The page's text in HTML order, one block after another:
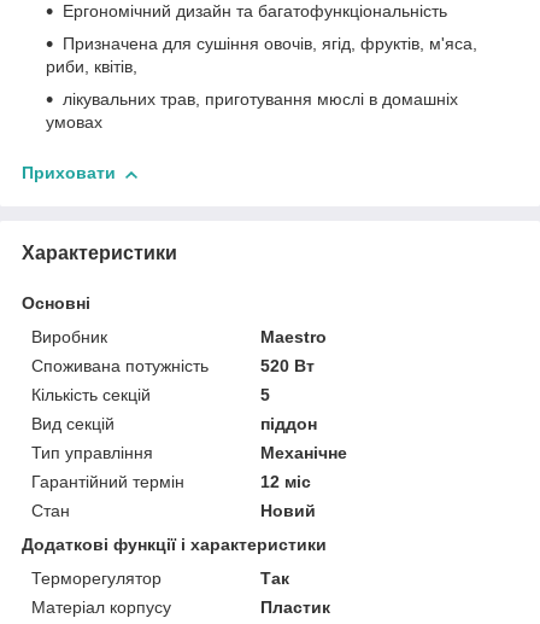
Ергономічний дизайн та багатофункціональність
Призначена для сушіння овочів, ягід, фруктів, м'яса,
риби, квітів,
лікувальних трав, приготування мюслі в домашніх
умовах
Приховати
Характеристики
Основні
Виробник
Maestro
Споживана потужність
520 Вт
Кількість секцій
5
Вид секцій
піддон
Тип управління
Механічне
Гарантійний термін
12 міс
Стан
Новий
Додаткові функції і характеристики
Терморегулятор
Так
Матеріал корпусу
Пластик